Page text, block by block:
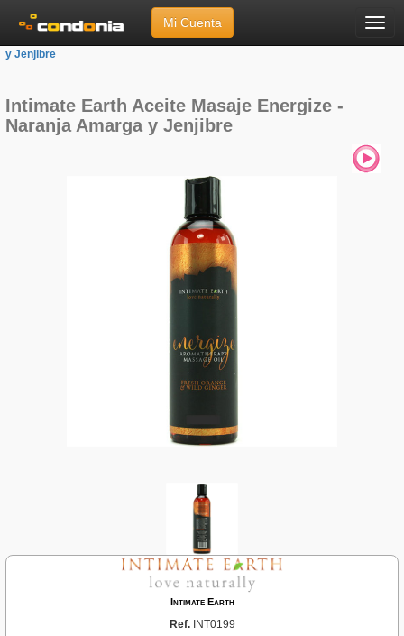
Menú
Mi Cuenta
Intimate Earth»Aceite Masaje Energize - Naranja Amarga
y Jenjibre
Intimate Earth Aceite Masaje Energize -
Naranja Amarga y Jenjibre
Intimate Earth
Ref. INT0199